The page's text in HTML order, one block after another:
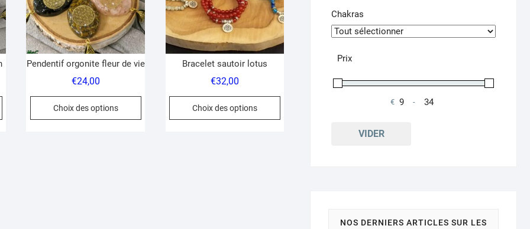
Ce
Pendentif orgonite fleur de vie
€24,00
Choix des options
Ce
Bracelet sautoir lotus
€32,00
Choix des options
Ce
Chakras
Prix
€
Minimum Price
-
Maximum Price
VIDER
NOS DERNIERS ARTICLES SUR LES